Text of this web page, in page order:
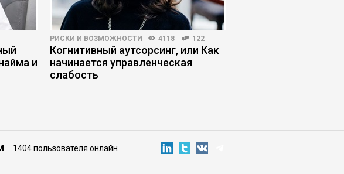
и
РИСКИ И ВОЗМОЖНОСТИ 4118 122
Когнитивный аутсорсинг, или Как
начинается управленческая
слабость
1404 пользователя онлайн